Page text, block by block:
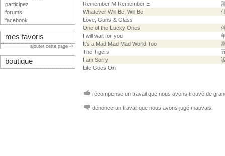
Remember M Remember E
Whatever Will Be, Will Be
Love, Guns & Glass
One of the Lucky Ones
I will wait for you
It's a Mad Mad Mad World Too
The Tigers
I am Sorry
Life Goes On
récompense un travail que nous avons trouvé de
dénonce un travail que nous avons jugé mauvais.
participez
forums
facebook
mes favoris
ajouter cette page ->
boutique